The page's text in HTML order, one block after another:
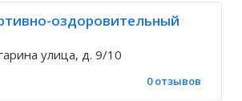
оздоровительный
улица, д. 9/10
0 отзывов